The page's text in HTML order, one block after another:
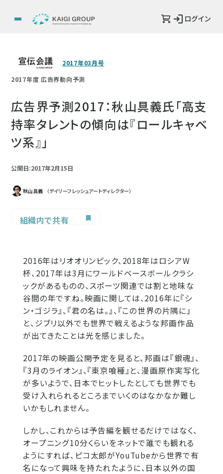
ログイン
2017年03月号
2017年度 広告界動向予測
広告界予測2017：秋山具義氏「高支
持率タレントの傾向は『ロールキャベ
ツ系』」
公開日:2017年2月15日
秋山具義 （デイリーフレッシュアートディレクター）
組織内で共有
2016年はリオオリンピック、2018年はロシアW
杯、2017年は3月にワールドベースボールクラシ
ックがあるものの、スポーツ関連では割と地味な
谷間の年ですね。映画に関しては、2016年に『シ
ン・ゴジラ』、『君の名は。』、『この世界の片隅に』
と、ジブリ以外でも世界で戦えるような邦画作品
が出てきたことは光を感じました。
2017年の映画公開予定を見ると、邦画は『銀魂』、
『3月のライオン』、『東京喰種』と、漫画原作実写化
が多いようで、日本でヒットしたとしても世界でも
受け入れられるところまでいくのはなかなか難し
いかもしれません。
しかし、これからは予告編を観せるだけではなく、
オープニング10分くらいをネットで誰でも観れる
ようにすれば、ピコ太郎がYouTubeから世界で有
名になって興味を持たれたように、日本以外の国